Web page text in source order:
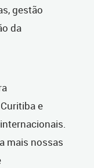
gestão
da
e
mais nossas